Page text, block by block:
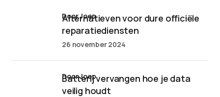
Alternatieven voor dure officiële
reparatiediensten
door Joep
26 november 2024
Batterij vervangen hoe je data
veilig houdt
door Joep